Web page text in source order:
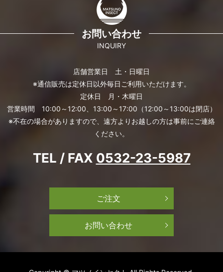
お問い合わせ
INQUIRY
店舗営業日 土・日曜日
※通信販売は定休日以外毎日ご利用いただけます。
定休日 月・木曜日
営業時間 10:00～12:00、13:00～17:00（12:00～13:00は閉店）
※不在の場合がありますので、遠方よりお越しの方は事前にご連絡
ください。
TEL / FAX 0532-23-5987
ご注文
お問い合わせ